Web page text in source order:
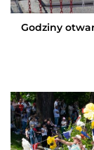
Godziny